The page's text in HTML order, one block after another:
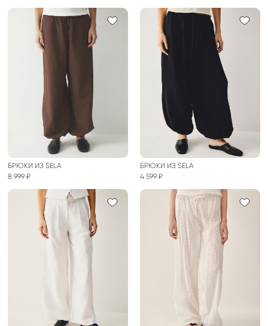
БРЮКИ ИЗ SELA
8 999 ₽
БРЮКИ ИЗ SELA
4 599 ₽